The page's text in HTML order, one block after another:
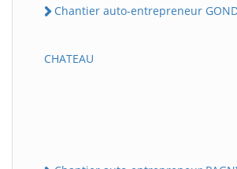
Chantier auto-entrepreneur
CHATEAU